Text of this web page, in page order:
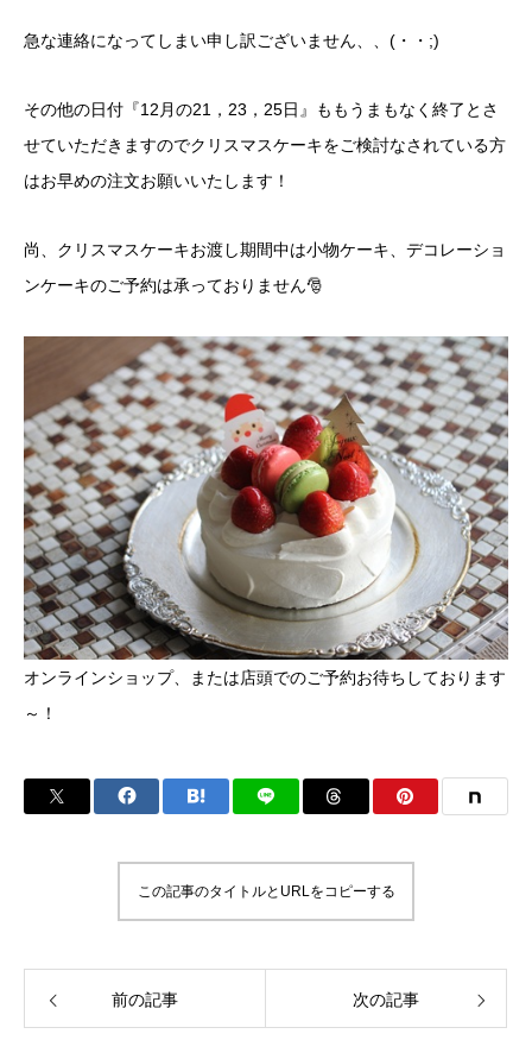
急な連絡になってしまい申し訳ございません、、(・・;)
その他の日付『12月の21，23，25日』ももうまもなく終了とさ
せていただきますのでクリスマスケーキをご検討なされている方
はお早めの注文お願いいたします！
尚、クリスマスケーキお渡し期間中は小物ケーキ、デコレーショ
ンケーキのご予約は承っておりません🎅
オンラインショップ、または店頭でのご予約お待ちしております
～！
この記事のタイトルとURLをコピーする
前の記事 次の記事